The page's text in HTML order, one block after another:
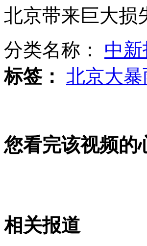
暴雨过后 北京车主忙晒车“抢救”
暴雨袭击京城 通州遇龙卷风
女孩北京地铁殴打老人 痛下狠手拳
北京带来巨大损
分类名称： 中
标签： 北京大暴
您看完该视频的
相关报道